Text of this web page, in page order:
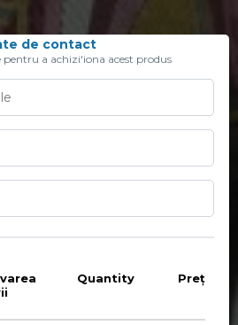
de contact
pentru a achizi'iona acest produs
Quantity Preț